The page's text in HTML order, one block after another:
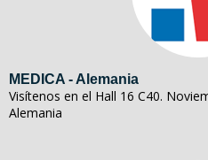
MEDICA - Alemania
Visítenos en el Hall 16 C40.
Alemania